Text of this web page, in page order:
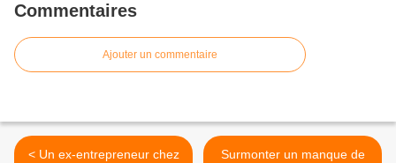
Commentaires
Ajouter un commentaire
< Un ex-entrepreneur chez
Surmonter un manque de